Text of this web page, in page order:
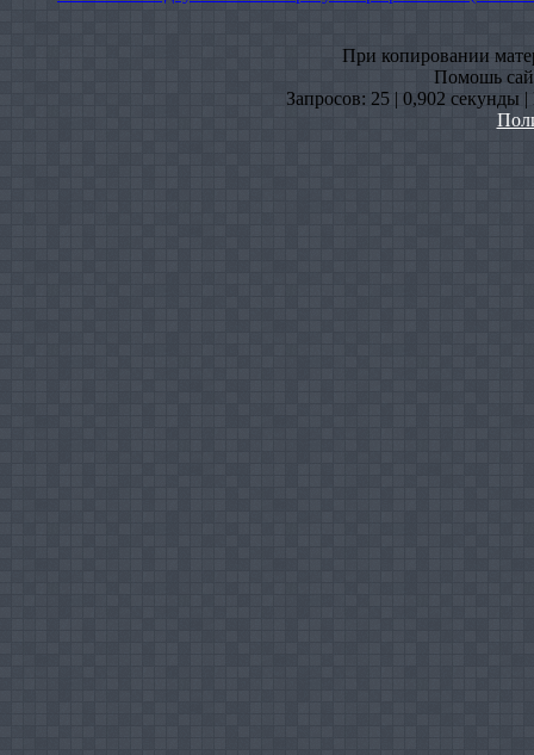
При копировании
Помошь
Запросов: 25 | 0,902 секунды